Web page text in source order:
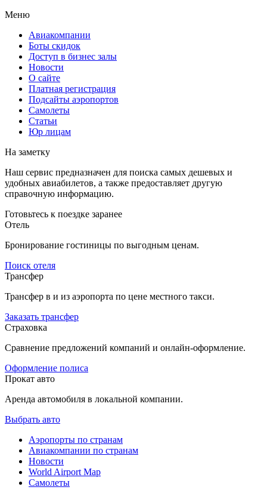
Меню
Авиакомпании
Боты скидок
Доступ в бизнес залы
Новости
О сайте
Платная регистрация
Подсайты аэропортов
Самолеты
Статьи
Юр лицам
На заметку
Наш сервис предназначен для поиска самых дешевых и
удобных авиабилетов, а также предоставляет другую
справочную информацию.
Готовьтесь к поездке заранее
Отель
Бронирование гостиницы по выгодным ценам.
Поиск отеля
Трансфер
Трансфер в и из аэропорта по цене местного такси.
Заказать трансфер
Страховка
Сравнение предложений компаний и онлайн-оформление.
Оформление полиса
Прокат авто
Аренда автомобиля в локальной компании.
Выбрать авто
Аэропорты по странам
Авиакомпании по странам
Новости
World Airport Map
Самолеты